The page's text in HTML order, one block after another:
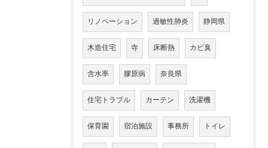
リノベーション 過敏性肺炎 静岡県
木造住宅 寺 床断熱 カビ臭
含水率 膠原病 奈良県
住宅トラブル カーテン 洗濯機
保育園 宿泊施設 事務所 トイレ